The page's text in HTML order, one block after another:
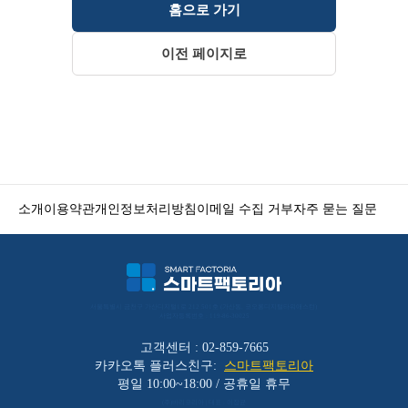
홈으로 가기
이전 페이지로
소개 이용약관개인정보처리방침 이메일 수집 거부자주 묻는 질문
고객센터 : 02-859-7665
카카오톡 플러스친구:
스마트팩토리아
평일 10:00~18:00 / 공휴일 휴무